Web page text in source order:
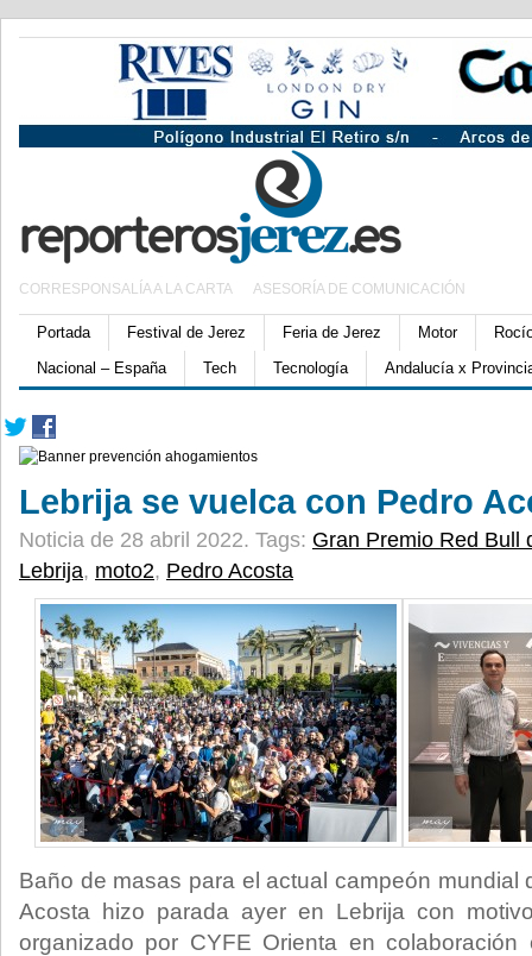
CORRESPONSALÍA A LA CARTA ASESORÍA DE COMUNICACIÓN
Portada Festival de Jerez Feria de Jerez Motor
Nacional – España
Tech Tecnología Andalucía x
Lebrija se vuelca con Pedro
Noticia de 28 abril 2022. Tags: Gran Premio Red Bull
Lebrija, moto2, Pedro Acosta
Baño de masas para el actual campeón mundial
Acosta hizo parada ayer en Lebrija con
organizado por CYFE Orienta en